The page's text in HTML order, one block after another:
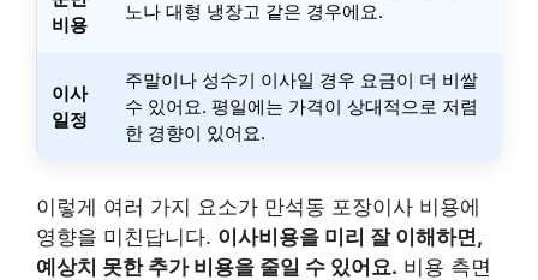
비용
노나 대형 냉장고 같은 경우에요.
이사
일정
주말이나 성수기 이사일 경우 요금이 더 비쌀
수 있어요. 평일에는 가격이 상대적으로 저렴
한 경향이 있어요.
이렇게 여러 가지 요소가 만석동 포장이사 비용에
영향을 미친답니다. 이사비용을 미리 잘 이해하면,
예상치 못한 추가 비용을 줄일 수 있어요. 비용 측면